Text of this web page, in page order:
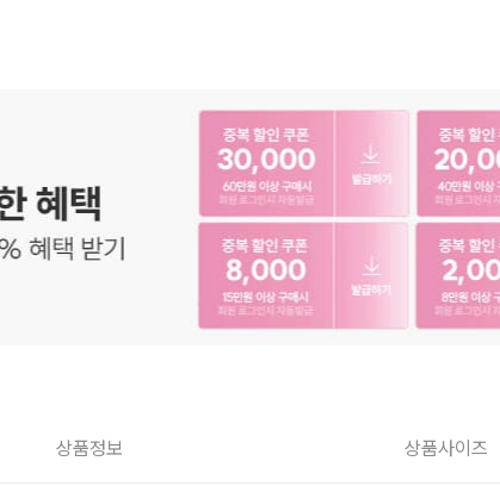
상품정보 상품사이즈